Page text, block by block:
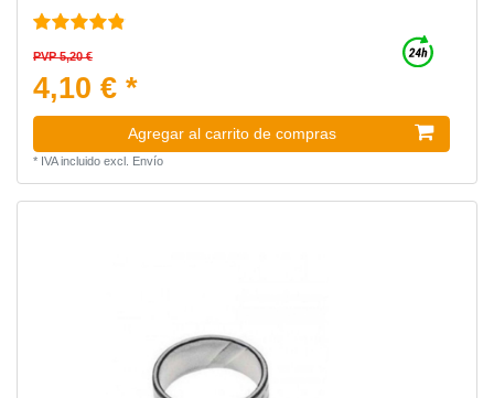
PVP 5,20 €
4,10 € *
Agregar al carrito de compras
* IVA incluidoexcl. Envío